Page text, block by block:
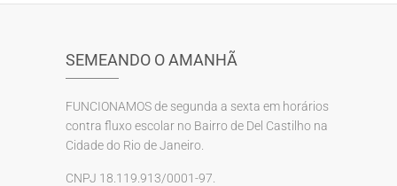
SEMEANDO O AMANHÃ
FUNCIONAMOS de segunda a sexta em horários
contra fluxo escolar no Bairro de Del Castilho na
Cidade do Rio de Janeiro.
CNPJ 18.119.913/0001-97.